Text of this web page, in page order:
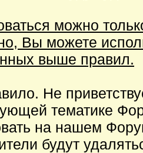
можно
Вы можете
выше правил.
Не
тематике
на нашем
будут